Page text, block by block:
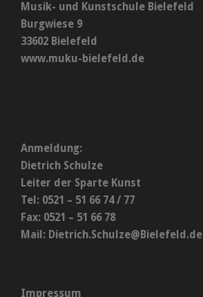
Musik- und Kunstschule Bielefeld
Burgwiese 9
33602 Bielefeld
www.muku-bielefeld.de
Anmeldung:
Dietrich Schulze
Leiter der Sparte Kunst
Tel: 0521 – 51 66 74 / 77
Fax: 0521 – 51 66 78
Mail: Dietrich.Schulze@Bielefeld.de
Impressum